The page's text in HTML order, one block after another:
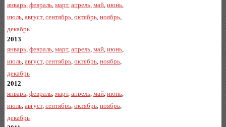
январь, февраль, март, апрель, май, июнь,
июль, август, сентябрь, октябрь, ноябрь,
декабрь
2013
январь, февраль, март, апрель, май, июнь,
июль, август, сентябрь, октябрь, ноябрь,
декабрь
2012
январь, февраль, март, апрель, май, июнь,
июль, август, сентябрь, октябрь, ноябрь,
декабрь